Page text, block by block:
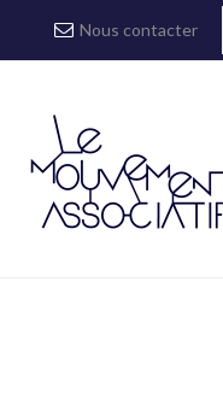
Nous contacter